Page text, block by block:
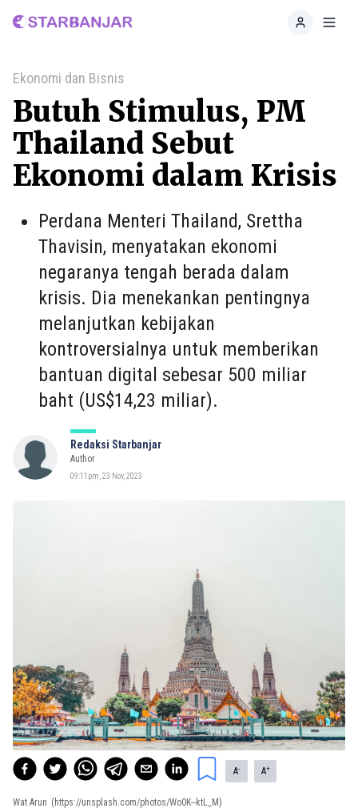
Home
Ekonomi dan Bisnis
Butuh Stimulus, PM
Thailand Sebut
Ekonomi dalam Krisis
Perdana Menteri Thailand, Srettha
Thavisin, menyatakan ekonomi
negaranya tengah berada dalam
krisis. Dia menekankan pentingnya
melanjutkan kebijakan
kontroversialnya untuk memberikan
bantuan digital sebesar 500 miliar
baht (US$14,23 miliar).
Redaksi Starbanjar
Author
09:11pm, 23 Nov, 2023
A- A+
Wat Arun (https://unsplash.com/photos/Wo0K--ktL_M)